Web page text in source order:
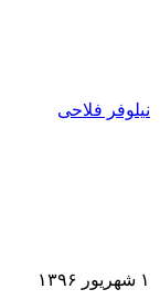
نیلوفر فلاحی
۱ شهریور ۱۳۹۶